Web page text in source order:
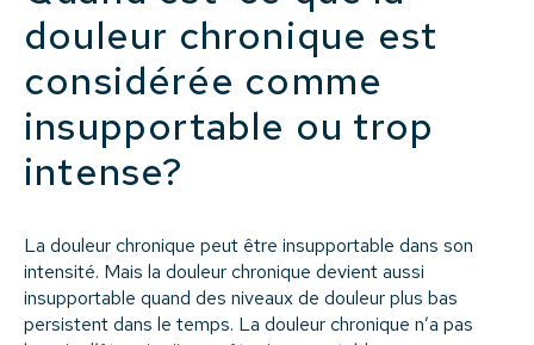
douleur chronique est
considérée comme
insupportable ou trop
intense?
La douleur chronique peut être insupportable dans son
intensité. Mais la douleur chronique devient aussi
insupportable quand des niveaux de douleur plus bas
persistent dans le temps. La douleur chronique n’a pas